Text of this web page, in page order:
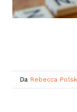
Da Rebecca